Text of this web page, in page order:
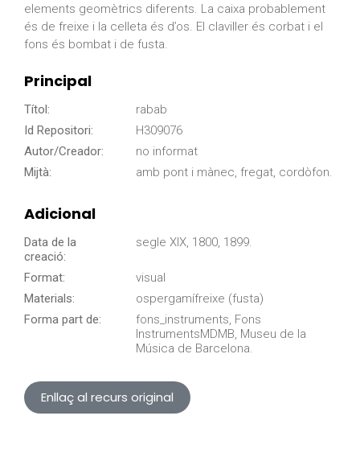
elements geomètrics diferents. La caixa probablement
és de freixe i la celleta és d’os. El claviller és corbat i el
fons és bombat i de fusta.
Principal
Títol:
rabab
Id Repositori:
H309076
Autor/Creador:
no informat
Mijtà:
amb pont i mànec, fregat, cordòfon.
Adicional
Data de la
creació:
segle XIX, 1800, 1899.
Format:
visual
Materials:
ospergamífreixe (fusta)
Forma part de:
fons_instruments, Fons
InstrumentsMDMB, Museu de la
Música de Barcelona.
Enllaç al recurs original